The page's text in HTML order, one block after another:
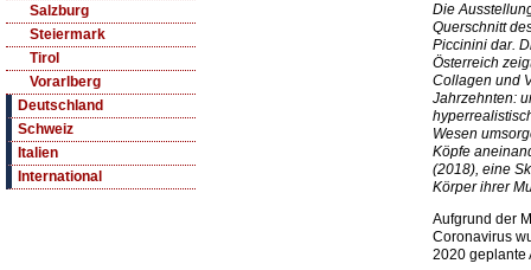
Salzburg
Steiermark
Tirol
Vorarlberg
Deutschland
Schweiz
Italien
International
Die
Querschnitt
Piccinini dar.
Österreich
Collagen und
Jahrzehnten:
Wesen
Köpfe
(2018), eine
Körper ihrer
Aufgrund der
Coronavirus
2020 geplante